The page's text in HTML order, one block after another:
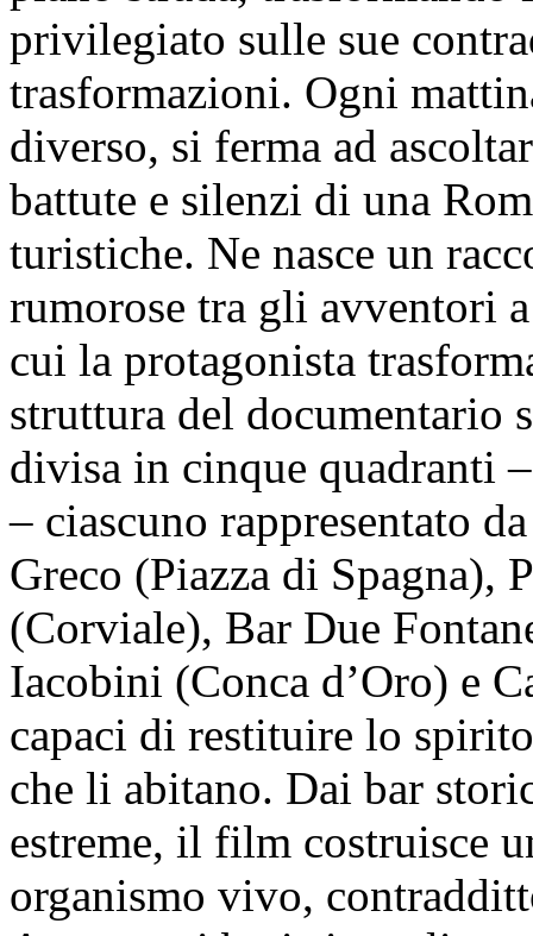
privilegiato sulle sue
trasformazioni. Ogni
diverso, si ferma ad
battute e silenzi di una
turistiche. Ne nasce un
rumorose tra gli avventori
cui la protagonista
struttura del documentario
divisa in cinque quadranti
– ciascuno rappresentato
Greco (Piazza di Spagna),
(Corviale), Bar Due
Iacobini (Conca d’Oro) e
capaci di restituire lo
che li abitano. Dai bar
estreme, il film costruisce
organismo vivo,